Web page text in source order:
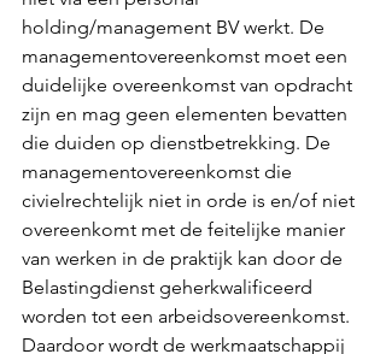
holding/management BV werkt. De
managementovereenkomst moet een
duidelijke overeenkomst van opdracht
zijn en mag geen elementen bevatten
die duiden op dienstbetrekking. De
managementovereenkomst die
civielrechtelijk niet in orde is en/of niet
overeenkomt met de feitelijke manier
van werken in de praktijk kan door de
Belastingdienst geherkwalificeerd
worden tot een arbeidsovereenkomst.
Daardoor wordt de werkmaatschappij